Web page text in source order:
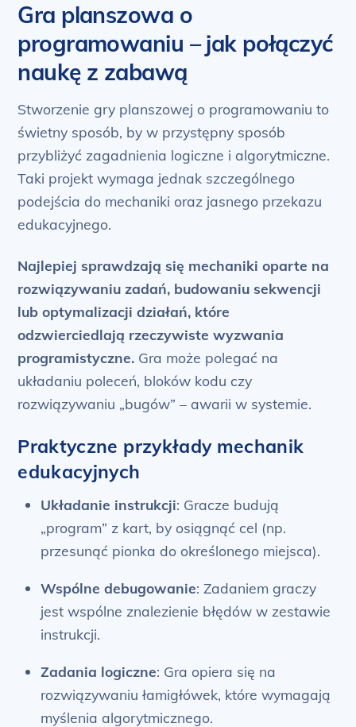
Gra planszowa o
programowaniu – jak połączyć
naukę z zabawą
Stworzenie gry planszowej o programowaniu to
świetny sposób, by w przystępny sposób
przybliżyć zagadnienia logiczne i algorytmiczne.
Taki projekt wymaga jednak szczególnego
podejścia do mechaniki oraz jasnego przekazu
edukacyjnego.
Najlepiej sprawdzają się mechaniki oparte na
rozwiązywaniu zadań, budowaniu sekwencji
lub optymalizacji działań, które
odzwierciedlają rzeczywiste wyzwania
programistyczne. Gra może polegać na
układaniu poleceń, bloków kodu czy
rozwiązywaniu „bugów” – awarii w systemie.
Praktyczne przykłady mechanik
edukacyjnych
Układanie instrukcji: Gracze budują
„program” z kart, by osiągnąć cel (np.
przesunąć pionka do określonego miejsca).
Wspólne debugowanie: Zadaniem graczy
jest wspólne znalezienie błędów w zestawie
instrukcji.
Zadania logiczne: Gra opiera się na
rozwiązywaniu łamigłówek, które wymagają
myślenia algorytmicznego.